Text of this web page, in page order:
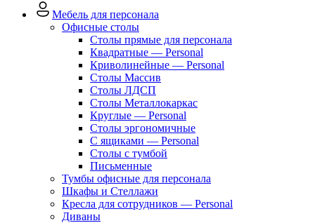
Мебель для персонала
Офисные столы
Столы прямые для персонала
Квадратные — Personal
Криволинейные — Personal
Столы Массив
Столы ЛДСП
Столы Металлокаркас
Круглые — Personal
Столы эргономичные
С ящиками — Personal
Столы с тумбой
Письменные
Тумбы офисные для персонала
Шкафы и Стеллажи
Кресла для сотрудников — Personal
Диваны